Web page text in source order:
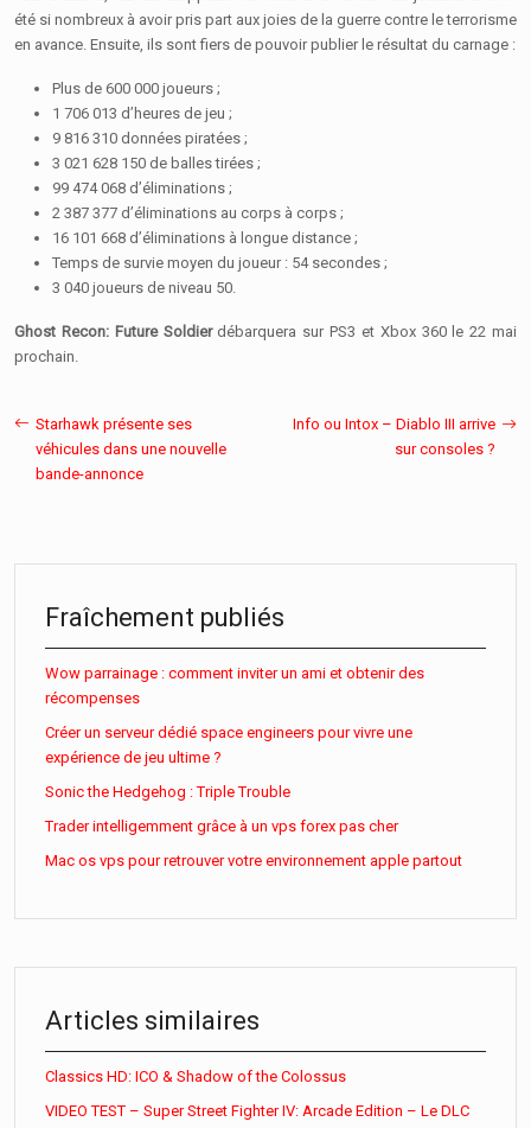
été si nombreux à avoir pris part aux joies de la guerre contre le terrorisme
en avance. Ensuite, ils sont fiers de pouvoir publier le résultat du carnage :
Plus de 600 000 joueurs ;
1 706 013 d’heures de jeu ;
9 816 310 données piratées ;
3 021 628 150 de balles tirées ;
99 474 068 d’éliminations ;
2 387 377 d’éliminations au corps à corps ;
16 101 668 d’éliminations à longue distance ;
Temps de survie moyen du joueur : 54 secondes ;
3 040 joueurs de niveau 50.
Ghost Recon: Future Soldierdébarquera sur PS3 et Xbox 360 le 22 mai
prochain.
Starhawk présente ses
véhicules dans une nouvelle
bande-annonce
Info ou Intox – Diablo III arrive
sur consoles ?
Fraîchement publiés
Wow parrainage : comment inviter un ami et obtenir des
récompenses
Créer un serveur dédié space engineers pour vivre une
expérience de jeu ultime ?
Sonic the Hedgehog : Triple Trouble
Trader intelligemment grâce à un vps forex pas cher
Mac os vps pour retrouver votre environnement apple partout
Articles similaires
Classics HD: ICO & Shadow of the Colossus
VIDEO TEST – Super Street Fighter IV: Arcade Edition – Le DLC